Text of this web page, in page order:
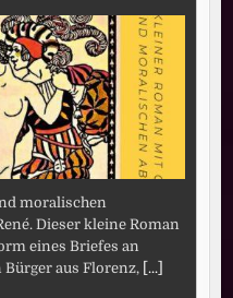
moralischen
Dieser kleine Roman
eines Briefes an
aus Florenz, [...]